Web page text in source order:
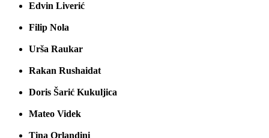
Edvin Liverić
Filip Nola
Urša Raukar
Rakan Rushaidat
Doris Šarić Kukuljica
Mateo Videk
Tina Orlandini